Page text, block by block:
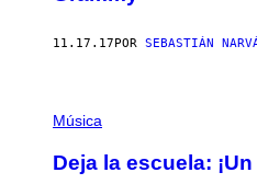
11.17.17 POR SEBASTIÁN
Música
Deja la escuela: